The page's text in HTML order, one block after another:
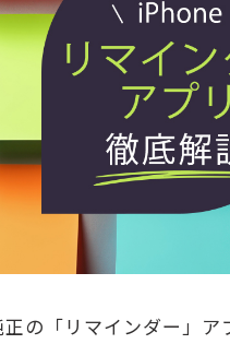
の「リマインダー」ア